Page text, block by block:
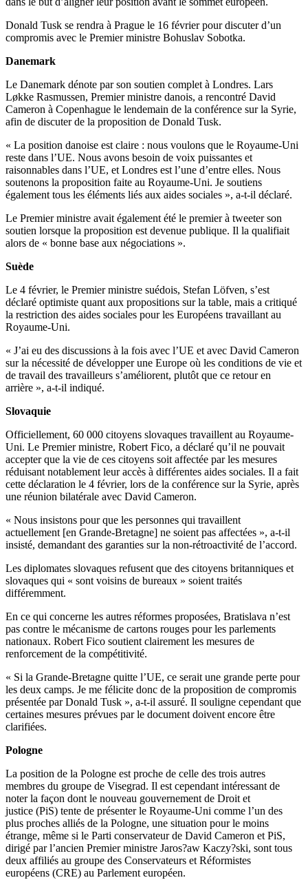
Donald Tusk se rendra à Prague le 16 février pour discuter d’un
compromis avec le Premier ministre Bohuslav Sobotka.
Danemark
Le Danemark dénote par son soutien complet à Londres. Lars
Løkke Rasmussen, Premier ministre danois, a rencontré David
Cameron à Copenhague le lendemain de la conférence sur la Syrie,
afin de discuter de la proposition de Donald Tusk.
« La position danoise est claire : nous voulons que le Royaume-Uni
reste dans l’UE. Nous avons besoin de voix puissantes et
raisonnables dans l’UE, et Londres est l’une d’entre elles. Nous
soutenons la proposition faite au Royaume-Uni. Je soutiens
également tous les éléments liés aux aides sociales », a-t-il déclaré.
Le Premier ministre avait également été le premier à tweeter son
soutien lorsque la proposition est devenue publique. Il la qualifiait
alors de « bonne base aux négociations ».
Suède
Le 4 février, le Premier ministre suédois, Stefan Löfven, s’est
déclaré optimiste quant aux propositions sur la table, mais a critiqué
la restriction des aides sociales pour les Européens travaillant au
Royaume-Uni.
« J’ai eu des discussions à la fois avec l’UE et avec David Cameron
sur la nécessité de développer une Europe où les conditions de vie et
de travail des travailleurs s’améliorent, plutôt que ce retour en
arrière », a-t-il indiqué.
Slovaquie
Officiellement, 60 000 citoyens slovaques travaillent au Royaume-
Uni. Le Premier ministre, Robert Fico, a déclaré qu’il ne pouvait
accepter que la vie de ces citoyens soit affectée par les mesures
réduisant notablement leur accès à différentes aides sociales. Il a fait
cette déclaration le 4 février, lors de la conférence sur la Syrie, après
une réunion bilatérale avec David Cameron.
« Nous insistons pour que les personnes qui travaillent
actuellement [en Grande-Bretagne] ne soient pas affectées », a-t-il
insisté, demandant des garanties sur la non-rétroactivité de l’accord.
Les diplomates slovaques refusent que des citoyens britanniques et
slovaques qui « sont voisins de bureaux » soient traités
différemment.
En ce qui concerne les autres réformes proposées, Bratislava n’est
pas contre le mécanisme de cartons rouges pour les parlements
nationaux. Robert Fico soutient clairement les mesures de
renforcement de la compétitivité.
« Si la Grande-Bretagne quitte l’UE, ce serait une grande perte pour
les deux camps. Je me félicite donc de la proposition de compromis
présentée par Donald Tusk », a-t-il assuré. Il souligne cependant que
certaines mesures prévues par le document doivent encore être
clarifiées.
Pologne
La position de la Pologne est proche de celle des trois autres
membres du groupe de Visegrad. Il est cependant intéressant de
noter la façon dont le nouveau gouvernement de Droit et
justice (PiS) tente de présenter le Royaume-Uni comme l’un des
plus proches alliés de la Pologne, une situation pour le moins
étrange, même si le Parti conservateur de David Cameron et PiS,
dirigé par l’ancien Premier ministre Jaros?aw Kaczy?ski, sont tous
deux affiliés au groupe des Conservateurs et Réformistes
européens (CRE) au Parlement européen.